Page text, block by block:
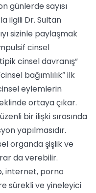
günlerde sayısı
ilgili Dr. Sultan
sizinle paylaşmak
cinsel
cinsel davranış”
bağımlılık” ilk
eylemlerin
ortaya çıkar.
bir ilişki sırasında
yapılmasıdır.
organda şişlik ve
da verebilir.
internet, porno
sürekli ve yineleyici